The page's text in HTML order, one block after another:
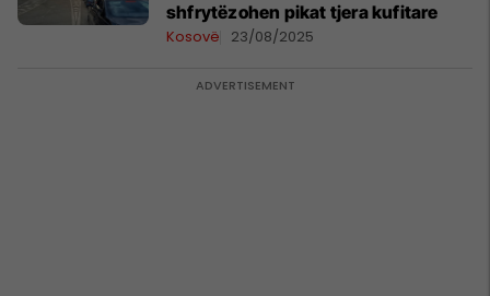
shfrytëzohen pikat tjera kufitare
Kosovë 23/08/2025